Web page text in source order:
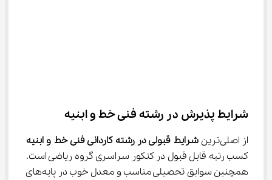
شرایط پذیرش در رشته فنی خط و ابنیه
از اصلی‌ترین
شرایط قبولی در رشته کاردانی فنی خط و ابنیه
کسب رتبه قابل قبول در کنکور سراسری گروه ریاضی است.
همچنین سوابق تحصیلی مناسب و معدل خوب در پایه‌های